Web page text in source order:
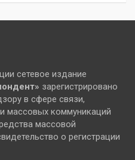
сетевое издание
зарегистрировано
в сфере связи,
массовых коммуникаций
массовой
о регистрации